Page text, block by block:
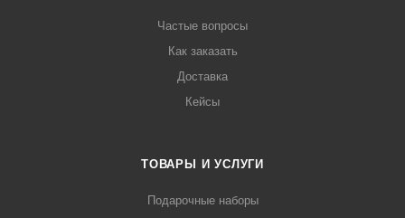
Частые вопросы
Как заказать
Доставка
Кейсы
ТОВАРЫ И УСЛУГИ
Подарочные наборы